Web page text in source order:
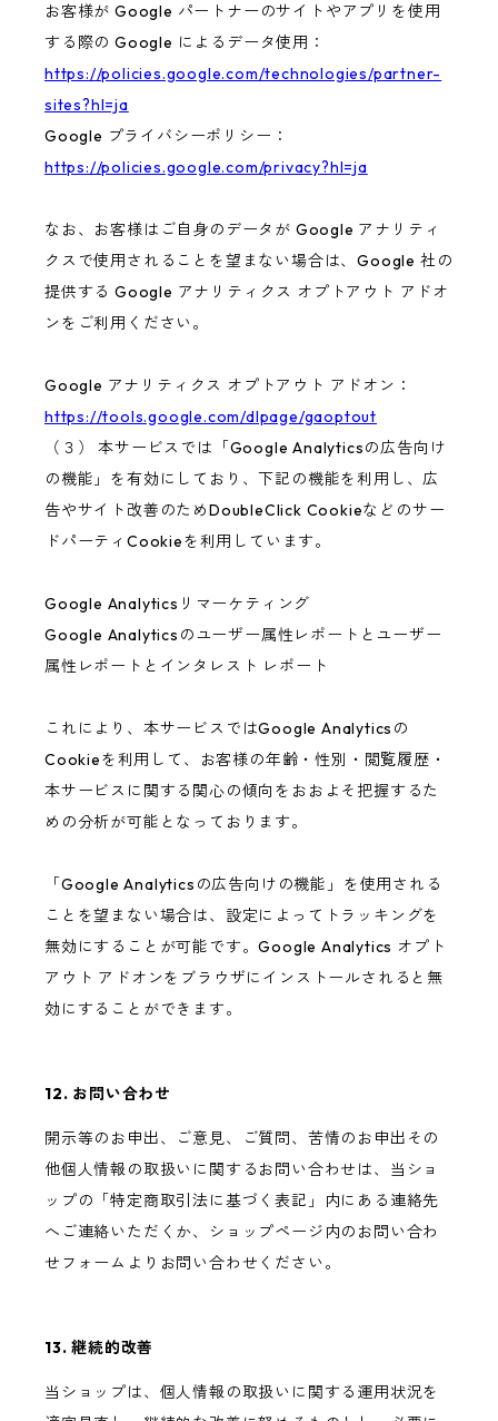
お客様が Google パートナーのサイトやアプリを使用
する際の Google によるデータ使用：
https://policies.google.com/technologies/partner-
sites?hl=ja
Google プライバシーポリシー：
https://policies.google.com/privacy?hl=ja
なお、お客様はご自身のデータが Google アナリティ
クスで使用されることを望まない場合は、Google 社の
提供する Google アナリティクス オプトアウト アドオ
ンをご利用ください。
Google アナリティクス オプトアウト アドオン：
https://tools.google.com/dlpage/gaoptout
（３） 本サービスでは「Google Analyticsの広告向け
の機能」を有効にしており、下記の機能を利用し、広
告やサイト改善のためDoubleClick Cookieなどのサー
ドパーティCookieを利用しています。
Google Analyticsリマーケティング
Google Analyticsのユーザー属性レポートとユーザー
属性レポートとインタレスト レポート
これにより、本サービスではGoogle Analyticsの
Cookieを利用して、お客様の年齢・性別・閲覧履歴・
本サービスに関する関心の傾向をおおよそ把握するた
めの分析が可能となっております。
「Google Analyticsの広告向けの機能」を使用される
ことを望まない場合は、設定によってトラッキングを
無効にすることが可能です。Google Analytics オプト
アウト アドオンをブラウザにインストールされると無
効にすることができます。
12. お問い合わせ
開示等のお申出、ご意見、ご質問、苦情のお申出その
他個人情報の取扱いに関するお問い合わせは、当ショ
ップの「特定商取引法に基づく表記」内にある連絡先
へご連絡いただくか、ショップページ内のお問い合わ
せフォームよりお問い合わせください。
13. 継続的改善
当ショップは、個人情報の取扱いに関する運用状況を